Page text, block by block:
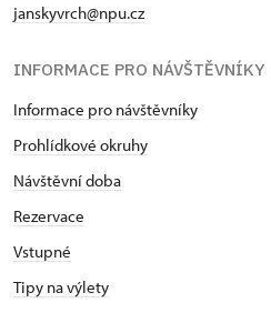
janskyvrch@npu.cz
INFORMACE PRO NÁVŠTĚVNÍKY
Informace pro návštěvníky
Prohlídkové okruhy
Návštěvní doba
Rezervace
Vstupné
Tipy na výlety